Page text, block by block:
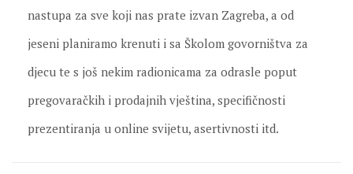
nastupa za sve koji nas prate izvan Zagreba, a od
jeseni planiramo krenuti i sa Školom govorništva za
djecu te s još nekim radionicama za odrasle poput
pregovaračkih i prodajnih vještina, specifičnosti
prezentiranja u online svijetu, asertivnosti itd.